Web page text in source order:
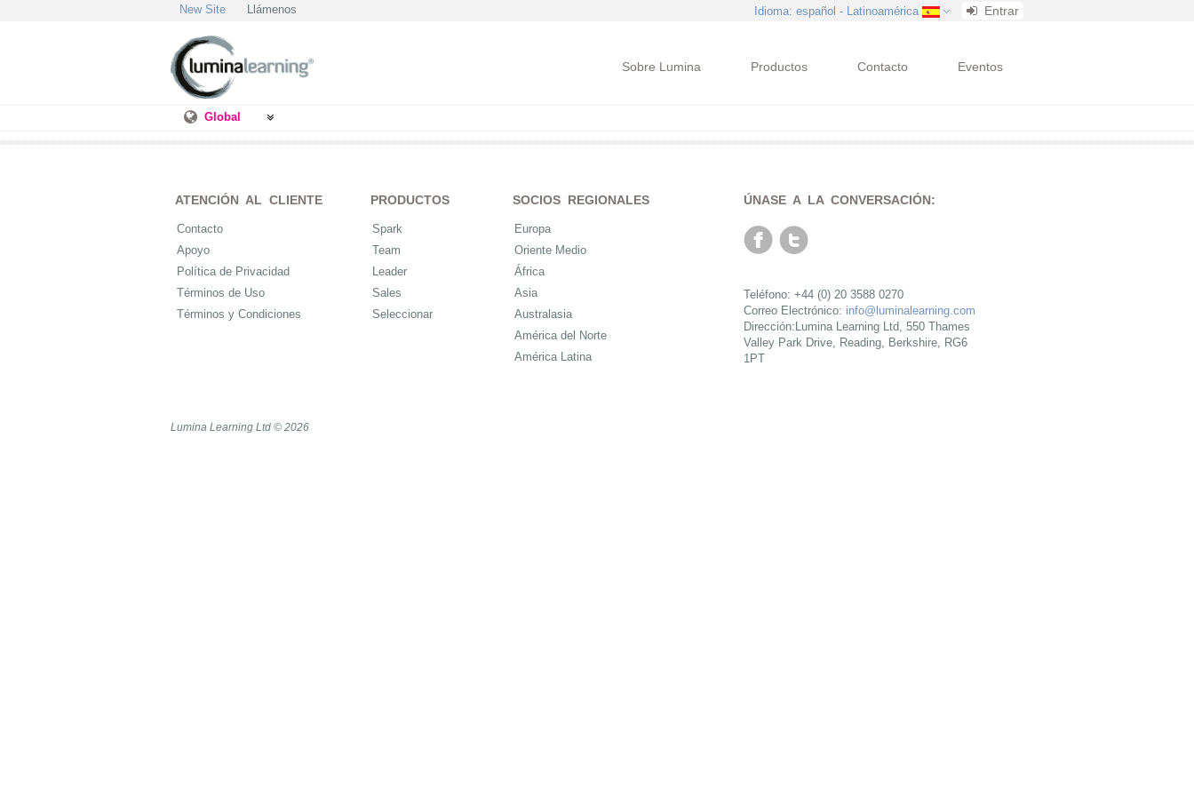
New Site Llámenos Idioma: español - Latinoamérica Entrar
Sobre Lumina Productos Contacto Eventos
Global
ATENCIÓN AL CLIENTE
Contacto
Apoyo
Política de Privacidad
Términos de Uso
Términos y Condiciones
PRODUCTOS
Spark
Team
Leader
Sales
Seleccionar
SOCIOS REGIONALES
Europa
Oriente Medio
África
Asia
Australasia
América del Norte
América Latina
ÚNASE A LA CONVERSACIÓN:
Teléfono: +44 (0) 20 3588 0270
Correo Electrónico: info@luminalearning.com
Dirección:Lumina Learning Ltd, 550 Thames
Valley Park Drive, Reading, Berkshire, RG6
1PT
Lumina Learning Ltd © 2026